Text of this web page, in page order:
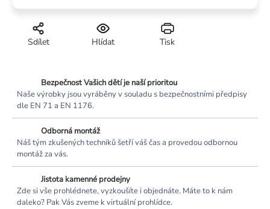
Tisk
Hlídat
Sdílet
Bezpečnost Vašich dětí je naší prioritou
Naše výrobky jsou vyráběny v souladu s bezpečnostními předpisy
dle EN 71 a EN 1176.
Odborná montáž
Náš tým zkušených techniků šetří váš čas a provedou odbornou
montáž za vás.
Jistota kamenné prodejny
Zde si vše prohlédnete, vyzkoušíte i objednáte. Máte to k nám
daleko? Pak Vás zveme k virtuální prohlídce.